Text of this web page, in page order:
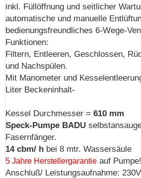
inkl. Füllöffnung und seitlicher
automatische und manuelle
bedienungsfreundliches 6-Wege-
Funktionen:
Filtern, Entleeren, Geschlossen,
und Nachspülen.
Mit Manometer und
Liter Beckeninhalt-
Kessel Durchmesser = 610 mm
Speck-Pumpe BADU
Fasernfänger.
14 cbm/ h bei 8 mtr. Wassersäule
5 Jahre Herstellergarantie auf Pumpe!
Anschluß/ Leistungsaufnahme: